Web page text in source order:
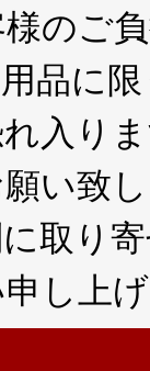
のご
品に
入り
い致
取り
し上